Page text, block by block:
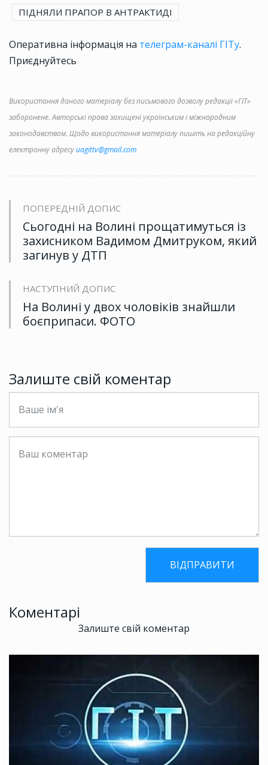
ПІДНЯЛИ ПРАПОР В АНТРАКТИДІ
Оперативна інформація на телеграм-каналі ГІТу.
Приєднуйтесь
Використання даного матеріалу без письмового дозволу редакції «ГІТ»
заборонене. Авторські права захищені українським і міжнародним
законодавством. Щодо використання матеріалу пишіть на редакційну
електронну адресуuagittv@gmail.com
ПОПЕРЕДНІЙ ДОПИС
Сьогодні на Волині прощатимуться із
захисником Вадимом Дмитруком, який
загинув у ДТП
НАСТУПНИЙ ДОПИС
На Волині у двох чоловіків знайшли
боєприпаси. ФОТО
Залиште свій коментар
Коментарі
Залиште свій коментар